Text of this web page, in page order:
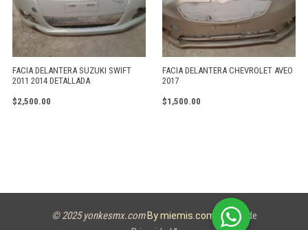
FACIA DELANTERA SUZUKI SWIFT
2011 2014 DETALLADA
$2,500.00
FACIA DELANTERA CHEVROLET AVEO
2017
$1,500.00
© 2025 yonkesmx.com By miemis.com
Aviso de